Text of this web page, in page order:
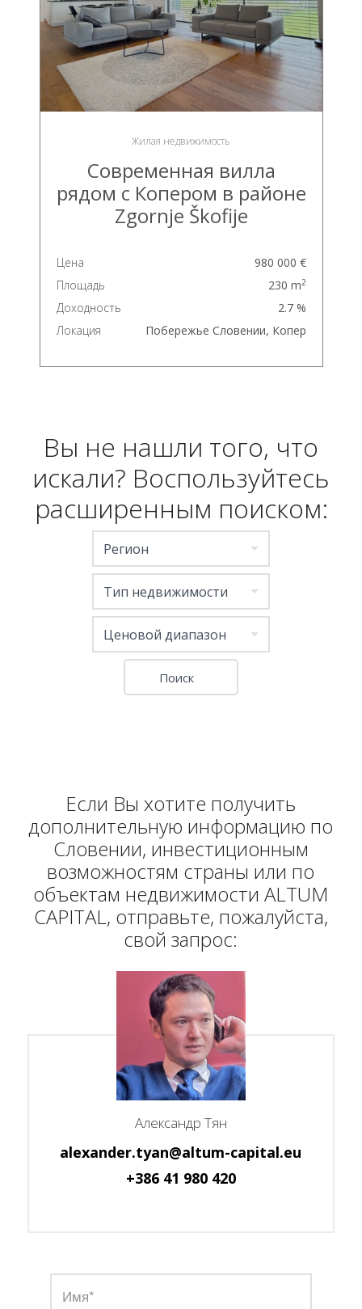
Жилая недвижимость
Современная вилла
рядом с Копером в районе
Zgornje Škofije
Цена
980 000 €
Площадь
230 m2
Доходность
2.7 %
Локация
Побережье Словении, Копер
Вы не нашли того, что
искали? Воспользуйтесь
расширенным поиском:
Регион
Тип недвижимости
Ценовой диапазон
Если Вы хотите получить
дополнительную информацию по
Словении, инвестиционным
возможностям страны или по
объектам недвижимости ALTUM
CAPITAL, отправьте, пожалуйста,
свой запрос:
Александр Тян
alexander.tyan@altum-capital.eu
+386 41 980 420